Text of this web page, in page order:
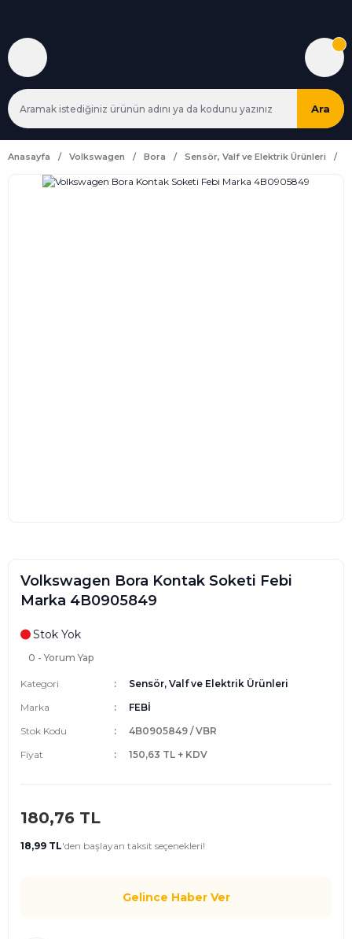
Ara
Anasayfa Volkswagen Bora Sensör, Valf ve Elektrik Ürünleri
Volkswagen Bora Kontak Soketi Febi
Marka 4B0905849
Stok Yok
0 - Yorum Yap
Kategori
Sensör, Valf ve Elektrik Ürünleri
Marka
FEBİ
Stok Kodu
4B0905849 / VBR
Fiyat
150,63 TL + KDV
180,76 TL
18,99 TL'den başlayan taksit seçenekleri!
Gelince Haber Ver